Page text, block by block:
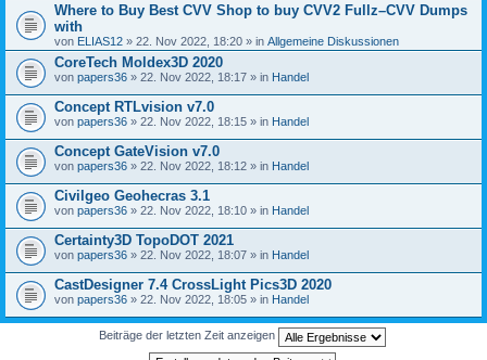
Where to Buy Best CVV Shop to buy CVV2 Fullz–CVV Dumps
with
von ELIAS12 » 22. Nov 2022, 18:20 » in Allgemeine Diskussionen
CoreTech Moldex3D 2020
von papers36 » 22. Nov 2022, 18:17 » in Handel
Concept RTLvision v7.0
von papers36 » 22. Nov 2022, 18:15 » in Handel
Concept GateVision v7.0
von papers36 » 22. Nov 2022, 18:12 » in Handel
Civilgeo Geohecras 3.1
von papers36 » 22. Nov 2022, 18:10 » in Handel
Certainty3D TopoDOT 2021
von papers36 » 22. Nov 2022, 18:07 » in Handel
CastDesigner 7.4 CrossLight Pics3D 2020
von papers36 » 22. Nov 2022, 18:05 » in Handel
Beiträge der letzten Zeit anzeigen